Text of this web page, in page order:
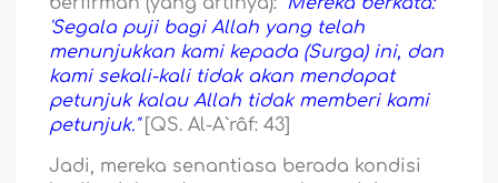
'Segala puji bagi Allah yang telah
menunjukkan kami kepada (Surga) ini, dan
kami sekali-kali tidak akan mendapat
petunjuk kalau Allah tidak memberi kami
petunjuk."[QS. Al-A`râf: 43]
Jadi, mereka senantiasa berada kondisi